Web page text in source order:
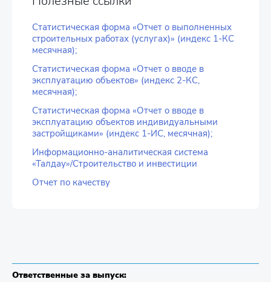
Статистическая форма «Отчет о выполненных
строительных работах (услугах)» (индекс 1-КС
месячная);
Статистическая форма «Отчет о вводе в
эксплуатацию объектов» (индекс 2-КС,
месячная);
Статистическая форма «Отчет о вводе в
эксплуатацию объектов индивидуальными
застройщиками» (индекс 1-ИС, месячная);
Информационно-аналитическая система
«Талдау»/Строительство и инвестиции
Отчет по качеству
Ответственные за выпуск: